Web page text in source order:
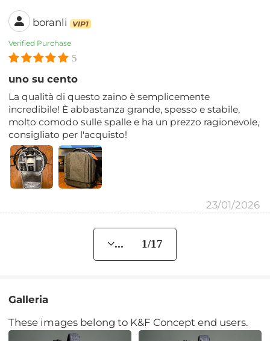
boranli VIP1
Verified Purchase
5
uno su cento
La qualità di questo zaino è semplicemente
incredibile! È abbastanza grande, spesso e stabile,
molto comodo sulle spalle e ha un prezzo ragionevole,
consigliato per l'acquisto!
23/01/2026
... 1/17
Galleria
These images belong to K&F Concept end users.